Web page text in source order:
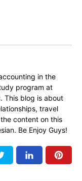
in the
program at
This blog is about
travel
content on this
Be Enjoy Guys!